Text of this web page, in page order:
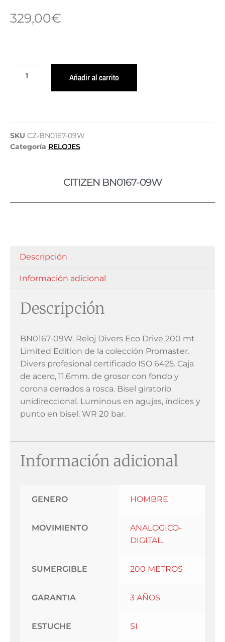
329,00€
Añadir al carrito
SKU CZ-BN0167-09W
Categoría RELOJES
CITIZEN BN0167-09W
Descripción
Información adicional
Descripción
BN0167-09W. Reloj Divers Eco Drive 200 mt
Limited Edition de la colección Promaster.
Divers profesional certificado ISO 6425. Caja
de acero, 11,6mm. de grosor con fondo y
corona cerrados a rosca. Bisel giratorio
unidireccional. Luminous en agujas, índices y
punto en bisel. WR 20 bar.
Información adicional
GENERO HOMBRE
MOVIMIENTO
ANALOGICO-
DIGITAL.
SUMERGIBLE 200 METROS
GARANTIA 3 AÑOS
ESTUCHE SI